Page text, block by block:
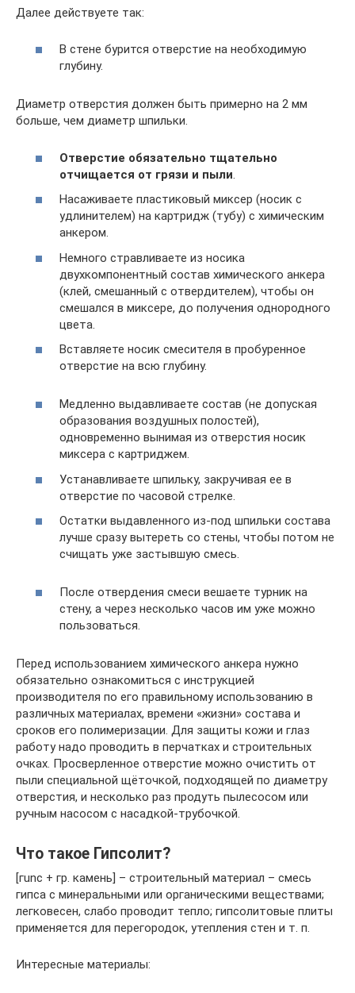
Далее действуете так:
В стене бурится отверстие на необходимую
глубину.
Диаметр отверстия должен быть примерно на 2 мм
больше, чем диаметр шпильки.
Отверстие обязательно тщательно
отчищается от грязи и пыли
Насаживаете пластиковый миксер (носик с
удлинителем) на картридж (тубу) с химическим
анкером.
Немного стравливаете из носика
двухкомпонентный состав химического анкера
(клей, смешанный с отвердителем), чтобы он
смешался в миксере, до получения однородного
цвета.
Вставляете носик смесителя в пробуренное
отверстие на всю глубину.
Медленно выдавливаете состав (не допуская
образования воздушных полостей),
одновременно вынимая из отверстия носик
миксера с картриджем.
Устанавливаете шпильку, закручивая ее в
отверстие по часовой стрелке.
Остатки выдавленного из-под шпильки состава
лучше сразу вытереть со стены, чтобы потом не
счищать уже застывшую смесь.
После отвердения смеси вешаете турник на
стену, а через несколько часов им уже можно
пользоваться.
Перед использованием химического анкера нужно
обязательно ознакомиться с инструкцией
производителя по его правильному использованию в
различных материалах, времени «жизни» состава и
сроков его полимеризации. Для защиты кожи и глаз
работу надо проводить в перчатках и строительных
очках. Просверленное отверстие можно очистить от
пыли специальной щёточкой, подходящей по диаметру
отверстия, и несколько раз продуть пылесосом или
ручным насосом с насадкой-трубочкой.
Что такое Гипсолит?
[гunс + гр. камень] – строительный материал – смесь
гипса с минеральными или органическими веществами;
легковесен, слабо проводит тепло; гипсолитовые плиты
применяется для перегородок, утепления стен и т. п.
Интересные материалы: